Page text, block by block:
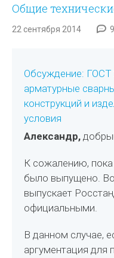
Общие
22 сентября 2014 9
Обсуждение: ГОСТ
арматурные
конструкций и
условия
Александр,
К сожалению, пока
было выпущено.
выпускает
официальными.
В данном случае,
аргументация для